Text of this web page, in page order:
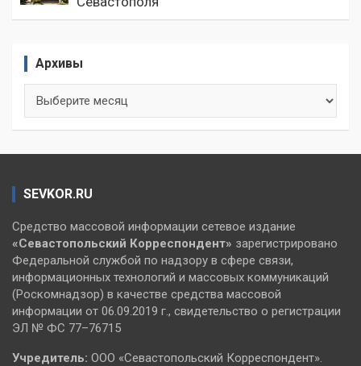
Архивы
SEVKOR.RU
Средство массовой информации сетевое издание
«Севастопольский Корреспондент» зарегистрировано
Федеральной службой по надзору в сфере связи,
информационных технологий и массовых коммуникаций
(Роскомнадзор) в качестве средства массовой
информации от 06.09.2019 г., свидетельство о регистрации
ЭЛ № ФС 77–76715
Учредитель: ООО «Севастопольский Корреспондент».